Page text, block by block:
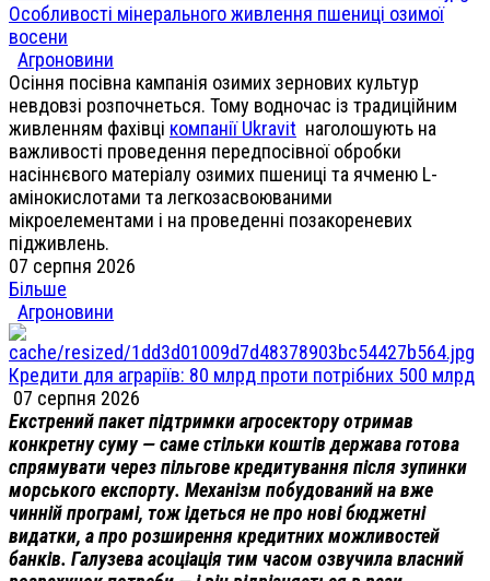
Особливості мінерального живлення пшениці озимої
восени
Агроновини
Осіння посівна кампанія озимих зернових культур
невдовзі розпочнеться. Тому водночас із традиційним
живленням фахівці компанії Ukravit наголошують на
важливості проведення передпосівної обробки
насіннєвого матеріалу озимих пшениці та ячменю L-
амінокислотами та легкозасвоюваними
мікроелементами і на проведенні позакореневих
підживлень.
07 серпня 2026
Більше
Агроновини
Кредити для аграріїв: 80 млрд проти потрібних 500 млрд
07 серпня 2026
Екстрений пакет підтримки агросектору отримав
конкретну суму — саме стільки коштів держава готова
спрямувати через пільгове кредитування після зупинки
морського експорту. Механізм побудований на вже
чинній програмі, тож ідеться не про нові бюджетні
видатки, а про розширення кредитних можливостей
банків. Галузева асоціація тим часом озвучила власний